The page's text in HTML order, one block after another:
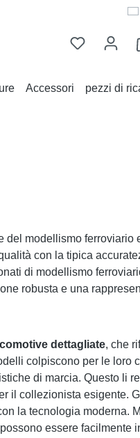
Accessori pezzi di
del modellismo ferroviario
con la tipica
di modellismo
robusta e una
dettagliate, che
colpiscono per le loro
di marcia. Questo li
il collezionista esigente.
la tecnologia moderna.
essere facilmente